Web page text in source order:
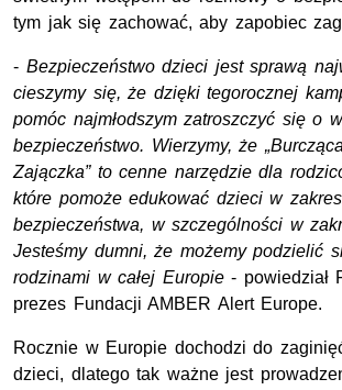
tym jak się zachować, aby zapobiec
- Bezpieczeństwo dzieci jest sprawą
cieszymy się, że dzięki tegorocznej
pomóc najmłodszym zatroszczyć się o
bezpieczeństwo. Wierzymy, że
Zajączka” to cenne narzędzie dla
które pomoże edukować dzieci w
bezpieczeństwa, w szczególności w
Jesteśmy dumni, że możemy podzielić
rodzinami w całej Europie- powiedział
prezes Fundacji AMBER Alert Europe.
Rocznie w Europie dochodzi do
dzieci, dlatego tak ważne jest